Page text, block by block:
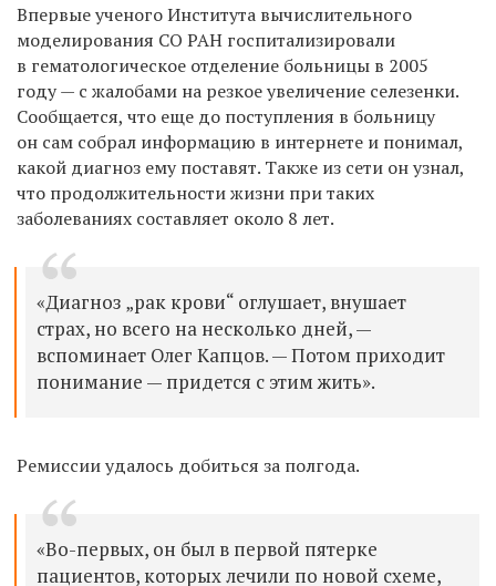
Впервые ученого Института вычислительного
моделирования СО РАН госпитализировали
в гематологическое отделение больницы в 2005
году — с жалобами на резкое увеличение селезенки.
Сообщается, что еще до поступления в больницу
он сам собрал информацию в интернете и понимал,
какой диагноз ему поставят. Также из сети он узнал,
что продолжительности жизни при таких
заболеваниях составляет около 8 лет.
«Диагноз „рак крови“ оглушает, внушает
страх, но всего на несколько дней, —
вспоминает Олег Капцов. — Потом приходит
понимание — придется с этим жить».
Ремиссии удалось добиться за полгода.
«Во-первых, он был в первой пятерке
пациентов, которых лечили по новой схеме,